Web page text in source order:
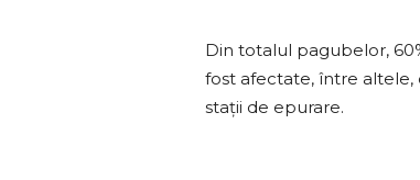
Din totalul pagubelor,
fost afectate, între
stații de epurare.